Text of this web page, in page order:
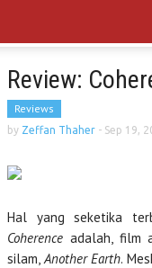
Review:
Reviews
by Zeffan Thaher - Sep 19,
Hal yang seketika
Coherence adalah, film
silam,Another Earth.